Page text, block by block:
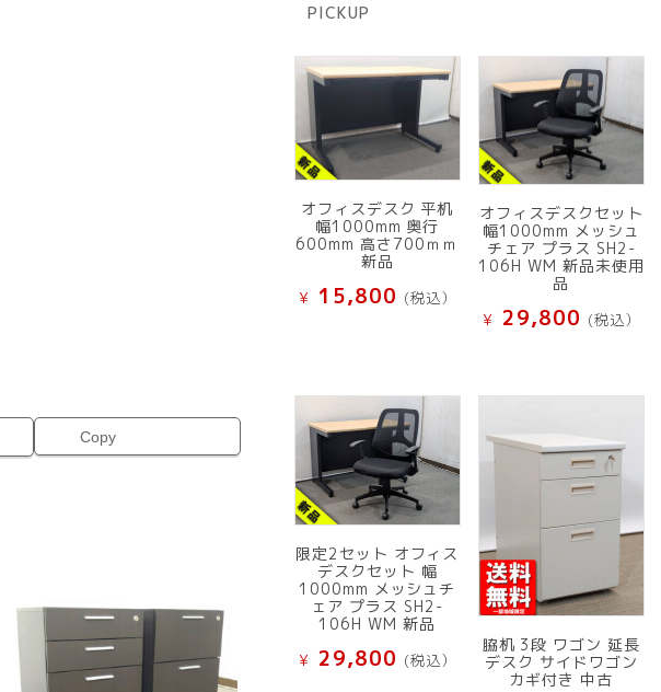
Copy
PICKUP
オフィスデスク 平机
幅1000mm 奥行
600mm 高さ700ｍｍ
新品
¥ 15,800 (税込）
オフィスデスクセット
幅1000mm メッシュ
チェア プラス SH2-
106H WM 新品未使用
品
¥ 29,800 (税込）
限定2セット オフィス
デスクセット 幅
1000mm メッシュチ
ェア プラス SH2-
106H WM 新品
¥ 29,800 (税込）
脇机 3段 ワゴン 延長
デスク サイドワゴン
カギ付き 中古